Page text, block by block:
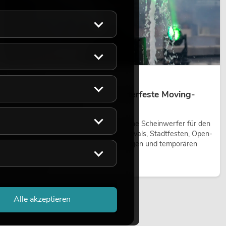
14.05.2026
Outdoor Moving-Heads: Wetterfeste Moving-
Heads bei Events
Outdoor Moving-Heads sind bewegliche Scheinwerfer für den
Einsatz im Freien. Sie werden bei Festivals, Stadtfesten, Open-
Air-Konzerten, Architekturinszenierungen und temporären
Außeninstallationen eingesetzt.
Alle akzeptieren